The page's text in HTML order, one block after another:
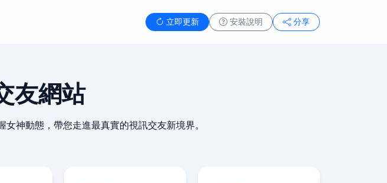
立即更新 安裝說明 分享
友網站
神動態，帶您走進最真實的視訊交友新境界。